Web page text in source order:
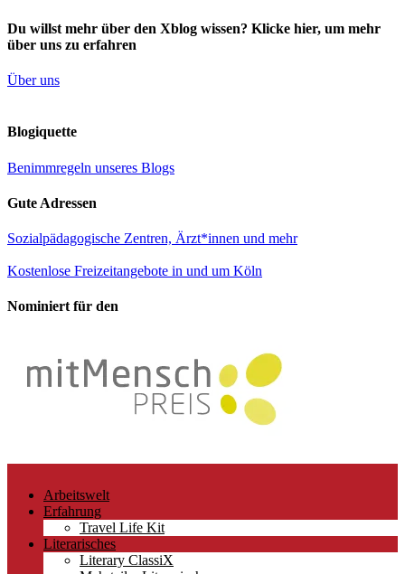
Du willst mehr über den Xblog wissen? Klicke hier, um mehr
über uns zu erfahren
Über uns
Blogiquette
Benimmregeln unseres Blogs
Gute Adressen
Sozialpädagogische Zentren, Ärzt*innen und mehr
Kostenlose Freizeitangebote in und um Köln
Nominiert für den
Arbeitswelt
Erfahrung
Travel Life Kit
Literarisches
Literary ClassiX